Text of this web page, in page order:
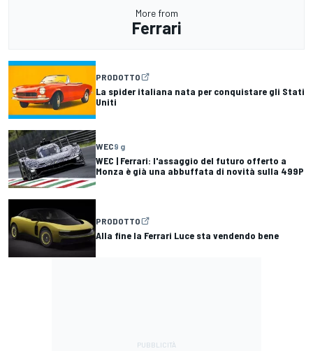
More from
Ferrari
PRODOTTO
La spider italiana nata per conquistare gli Stati
Uniti
WEC9 g
WEC | Ferrari: l'assaggio del futuro offerto a
Monza è già una abbuffata di novità sulla 499P
PRODOTTO
Alla fine la Ferrari Luce sta vendendo bene